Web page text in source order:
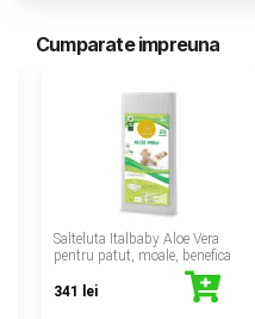
Cumparate impreuna
Salteluta Italbaby Aloe Vera
pentru patut, moale, benefica
341 lei